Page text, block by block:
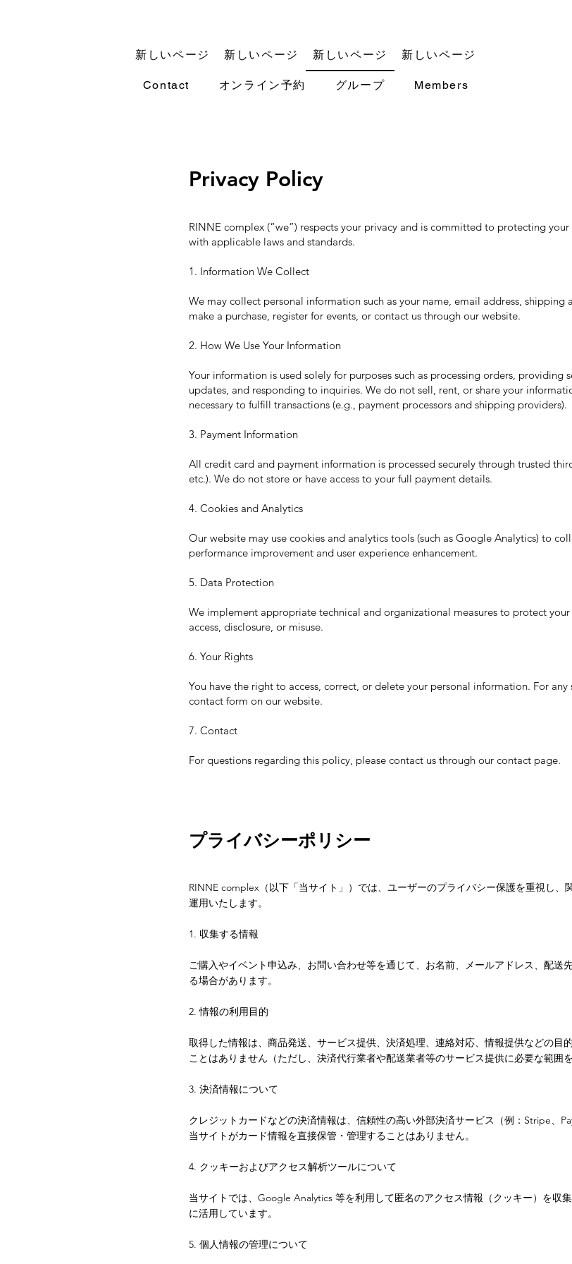
新しいページ 新しいページ 新しいページ 新しいページ
Contact オンライン予約 グループ Members
Privacy Policy
RINNE complex (“we”) respects your privacy and is committed to protecting
with applicable laws and standards.
1. Information We Collect
We may collect personal information such as your name, email address, shipping
make a purchase, register for events, or contact us through our website.
2. How We Use Your Information
Your information is used solely for purposes such as processing orders, providing
updates, and responding to inquiries. We do not sell, rent, or share your
necessary to fulfill transactions (e.g., payment processors and shipping providers).
3. Payment Information
All credit card and payment information is processed securely through trusted
etc.). We do not store or have access to your full payment details.
4. Cookies and Analytics
Our website may use cookies and analytics tools (such as Google Analytics) to
performance improvement and user experience enhancement.
5. Data Protection
We implement appropriate technical and organizational measures to protect
access, disclosure, or misuse.
6. Your Rights
You have the right to access, correct, or delete your personal information. For any
contact form on our website.
7. Contact
For questions regarding this policy, please contact us through our contact page.
プライバシーポリシー
RINNE complex（以下「当サイト」）では、ユーザーのプライバシー保護を重視し、
運用いたします。
1. 収集する情報
ご購入やイベント申込み、お問い合わせ等を通じて、お名前、メールアドレス、配送
る場合があります。
2. 情報の利用目的
取得した情報は、商品発送、サービス提供、決済処理、連絡対応、情報提供などの目
ことはありません（ただし、決済代行業者や配送業者等のサービス提供に必要な範囲を
3. 決済情報について
クレジットカードなどの決済情報は、信頼性の高い外部決済サービス（例：Stripe、
当サイトがカード情報を直接保管・管理することはありません。
4. クッキーおよびアクセス解析ツールについて
当サイトでは、Google Analytics 等を利用して匿名のアクセス情報（クッキー）を収
に活用しています。
5. 個人情報の管理について